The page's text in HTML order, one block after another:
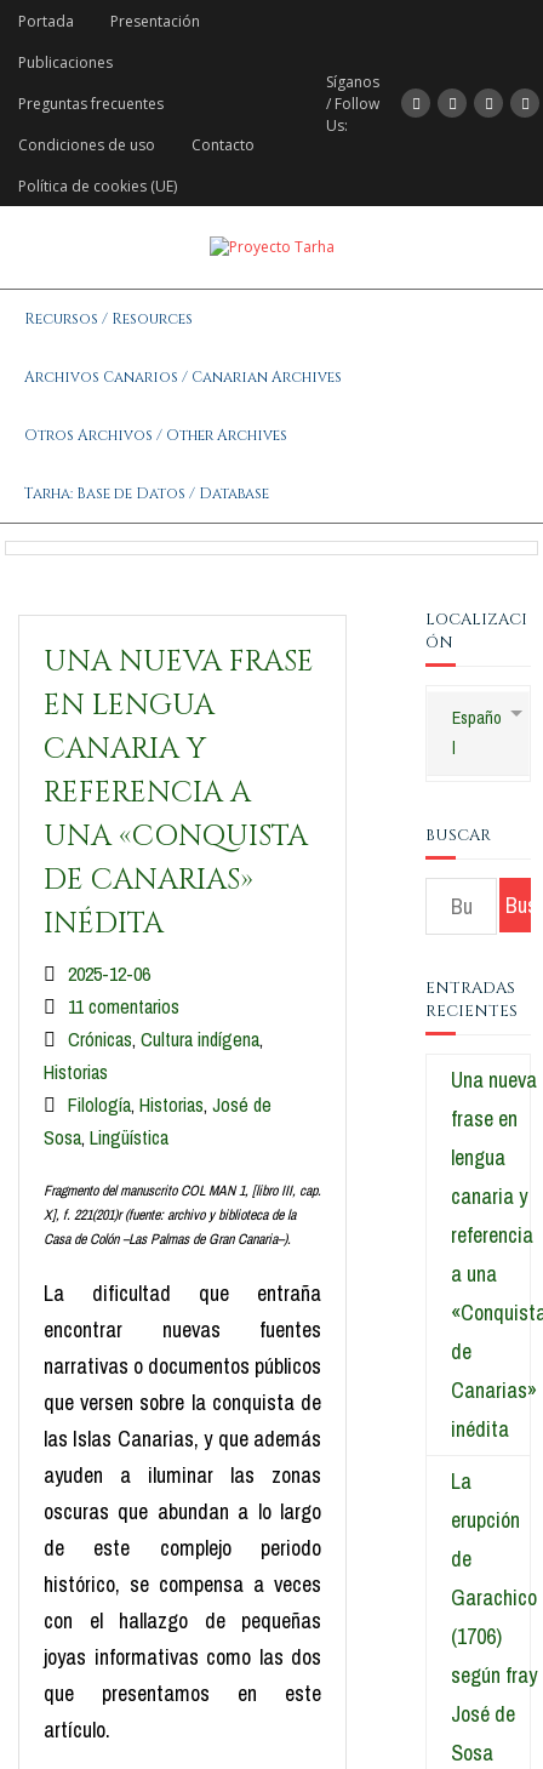
Portada
Presentación
Publicaciones
Preguntas frecuentes
Condiciones de uso
Contacto
Política de cookies (UE)
Síganos
/ Follow
Us:
Recursos / Resources
Archivos Canarios / Canarian Archives
Otros Archivos / Other Archives
Tarha: Base de Datos / Database
UNA NUEVA FRASE
EN LENGUA
CANARIA Y
REFERENCIA A
UNA «CONQUISTA
DE CANARIAS»
INÉDITA
2025-12-06
11 comentarios
Crónicas,Cultura indígena,
Historias
Filología,Historias,José de
Sosa,Lingüística
Fragmento del manuscrito COL MAN 1, [libro III, cap.
X], f. 221(201)r (fuente: archivo y biblioteca de la
Casa de Colón –Las Palmas de Gran Canaria–).
La dificultad que entraña
encontrar nuevas fuentes
narrativas o documentos públicos
que versen sobre la conquista de
las Islas Canarias, y que además
ayuden a iluminar las zonas
oscuras que abundan a lo largo
de este complejo periodo
histórico, se compensa a veces
con el hallazgo de pequeñas
joyas informativas como las dos
que presentamos en este
artículo.
LOCALIZACI
ÓN
Españo
l
BUSCAR
ENTRADAS
RECIENTES
Una nueva
frase en
lengua
canaria y
referencia
a una
de
Canarias»
inédita
La
erupción
de
Garachico
(1706)
según fray
José de
Sosa